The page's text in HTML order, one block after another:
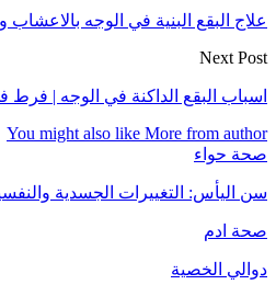
علاج البقع البنية في الوجه
Next Post
اسباب البقع الداكنة في الوجه | فرط
You might also like More from author
صحة حواء
سن اليأس: التغييرات الجسدية
صحة ادم
دوالي الخصية